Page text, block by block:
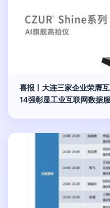
喜报丨大连三家企业荣膺
14强彰显工业互联网数据